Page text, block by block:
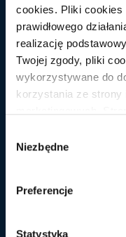
cookies. Pliki cookies
prawidłowego
realizację
Twojej zgody, pliki
wykorzystywane do
korzystania ze strony
anonimowe pingi)
marketingowych.
Twoim urządzeniu
wszystko", a jeśli
zgody
Niezbędne
Preferencje
Statystyka
Adres e-mail